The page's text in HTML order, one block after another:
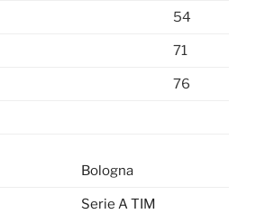
54
71
76
Bologna
Serie A TIM